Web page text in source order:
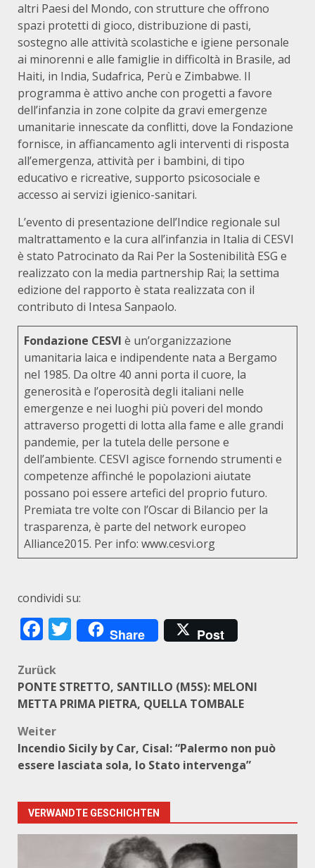
altri Paesi del Mondo, con strutture che offrono
spazi protetti di gioco, distribuzione di pasti,
sostegno alle attività scolastiche e igiene personale
ai minorenni e alle famiglie in difficoltà in Brasile, ad
Haiti, in India, Sudafrica, Perù e Zimbabwe. Il
programma è attivo anche con progetti a favore
dell’infanzia in zone colpite da gravi emergenze
umanitarie innescate da conflitti, dove la Fondazione
fornisce, in affiancamento agli interventi di risposta
all’emergenza, attività per i bambini, di tipo
educativo e ricreative, supporto psicosociale e
accesso ai servizi igienico-sanitari.
L’evento di presentazione dell’Indice regionale sul
maltrattamento e la cura all’infanzia in Italia di CESVI
è stato Patrocinato da Rai Per la Sostenibilità ESG e
realizzato con la media partnership Rai; la settima
edizione del rapporto è stata realizzata con il
contributo di Intesa Sanpaolo.
Fondazione CESVI è un’organizzazione
umanitaria laica e indipendente nata a Bergamo
nel 1985. Da oltre 40 anni porta il cuore, la
generosità e l’operosità degli italiani nelle
emergenze e nei luoghi più poveri del mondo
attraverso progetti di lotta alla fame e alle grandi
pandemie, per la tutela delle persone e
dell’ambiente. CESVI agisce fornendo strumenti e
competenze affinché le popolazioni aiutate
possano poi essere artefici del proprio futuro.
Premiata tre volte con l’Oscar di Bilancio per la
trasparenza, è parte del network europeo
Alliance2015. Per info: www.cesvi.org
condividi su:
Facebook
Twitter
Share Post
Beitragsnavigation
Zurück
PONTE STRETTO, SANTILLO (M5S): MELONI
METTA PRIMA PIETRA, QUELLA TOMBALE
Weiter
Incendio Sicily by Car, Cisal: “Palermo non può
essere lasciata sola, lo Stato intervenga”
VERWANDTE GESCHICHTEN